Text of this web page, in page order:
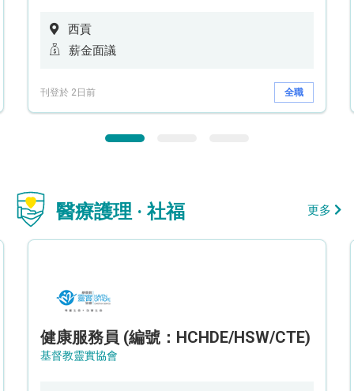
西貢
薪金面議
刊登於 2日前 全職
醫療護理 · 社福 更多
健康服務員 (編號：HCHDE/HSW/CTE)
基督教靈實協會